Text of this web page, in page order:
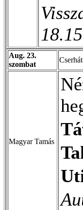
Aug. 23.
szombat
Magyar Tamás